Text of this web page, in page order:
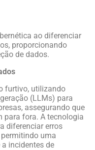
ao diferenciar
proporcionando
de dados.
furtivo, utilizando
(LLMs) para
assegurando que
para fora. A tecnologia
diferenciar erros
uma
incidentes de